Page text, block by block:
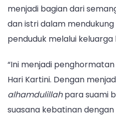
menjadi bagian dari
dan istri dalam
penduduk melalui
“Ini menjadi
Hari Kartini. Dengan
alhamdulillahpara suami
suasana kebatinan